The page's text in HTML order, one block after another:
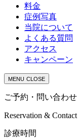
料金
症例写真
当院について
よくある質問
アクセス
キャンペーン
MENU CLOSE
ご予約・問い合わせ
Reservation & Contact
診療時間